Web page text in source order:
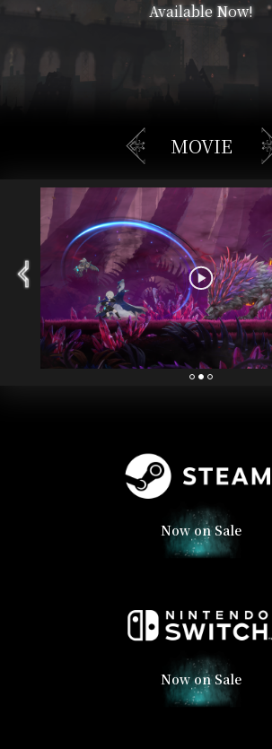
Available Now!
MOVIE
Now on Sale
Now on Sale